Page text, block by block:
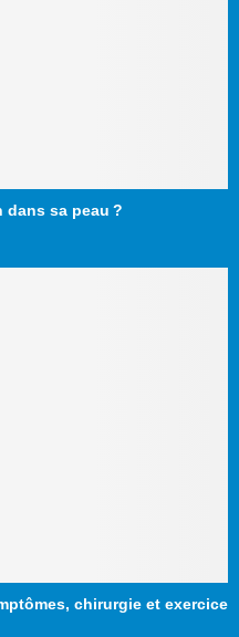
dans sa peau ?
chirurgie et exercice